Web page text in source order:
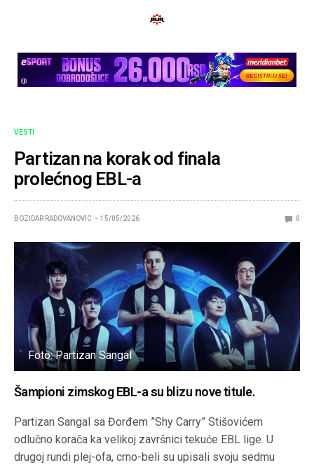
VESTI
Partizan na korak od finala
prolećnog EBL-a
BOZIDAR RADOVANOVIC 15/05/2026 0
Foto: Partizan Sangal
Šampioni zimskog EBL-a su blizu nove titule.
Partizan Sangal sa Đorđem ”Shy Carry” Stišovićem
odlučno korača ka velikoj završnici tekuće EBL lige. U
drugoj rundi plej-ofa, crno-beli su upisali svoju sedmu